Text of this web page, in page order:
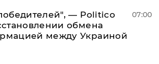
— Politico
обмена
между Украиной
07:00